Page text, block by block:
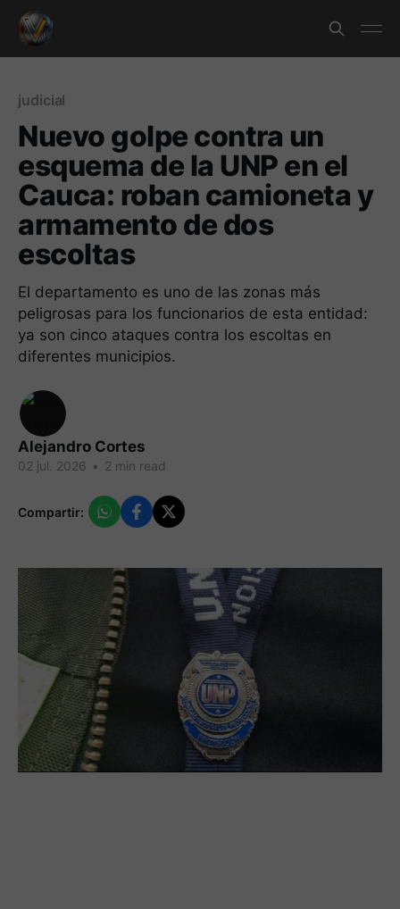
judicial
Nuevo golpe contra un
esquema de la UNP en el
Cauca: roban camioneta y
armamento de dos
escoltas
El departamento es uno de las zonas más
peligrosas para los funcionarios de esta entidad:
ya son cinco ataques contra los escoltas en
diferentes municipios.
Alejandro Cortes
02 jul. 2026 • 2 min read
Compartir: